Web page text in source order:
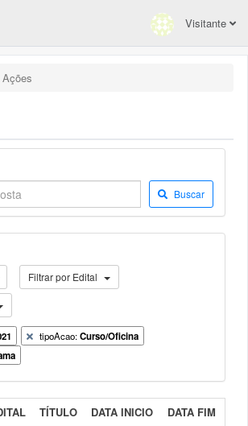
Visitante
Ações
Buscar
Filtrar por Edital
tipoAcao:Curso/Oficina
TÍTULO DATA INICIO DATA FIM